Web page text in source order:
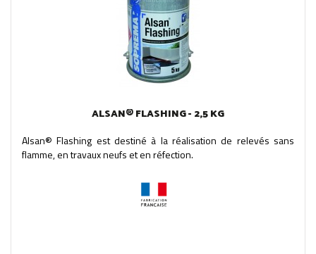
ALSAN® FLASHING - 2,5 KG
Alsan® Flashing est destiné à la réalisation de relevés sans
flamme, en travaux neufs et en réfection.